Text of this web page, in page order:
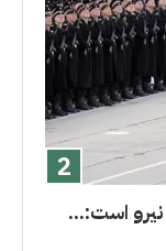
است:...